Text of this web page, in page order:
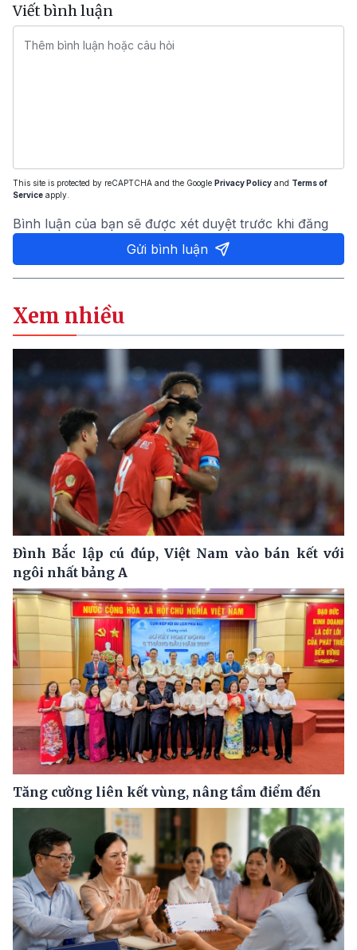
Viết bình luận
This site is protected by reCAPTCHA and the Google Privacy Policy and Terms of
Service apply.
Bình luận của bạn sẽ được xét duyệt trước khi đăng
Gửi bình luận
Xem nhiều
Đình Bắc lập cú đúp, Việt Nam vào bán kết với
ngôi nhất bảng A
Tăng cường liên kết vùng, nâng tầm điểm đến